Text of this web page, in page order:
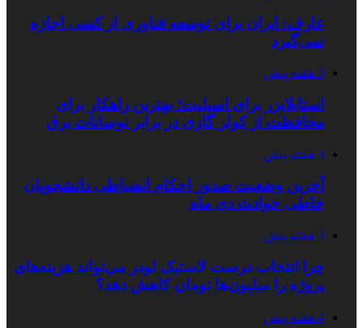
عارف: ایران برای توسعه فناوری از کسی اجازه
نمی‌گیرد
3 هفته پیش
استابلایزر برای اسپلیت؛ بهترین راهکار برای
محافظت از کولر گازی در برابر نوسانات برق
3 هفته پیش
آخرین وضعیت صدور احکام انضباطی دانشجویان
خاطی حوادث دی ماه
3 هفته پیش
چرا انتخاب درست لاستیک لودر می‌تواند هزینه‌های
پروژه را میلیون‌ها تومان کاهش دهد؟
4 هفته پیش